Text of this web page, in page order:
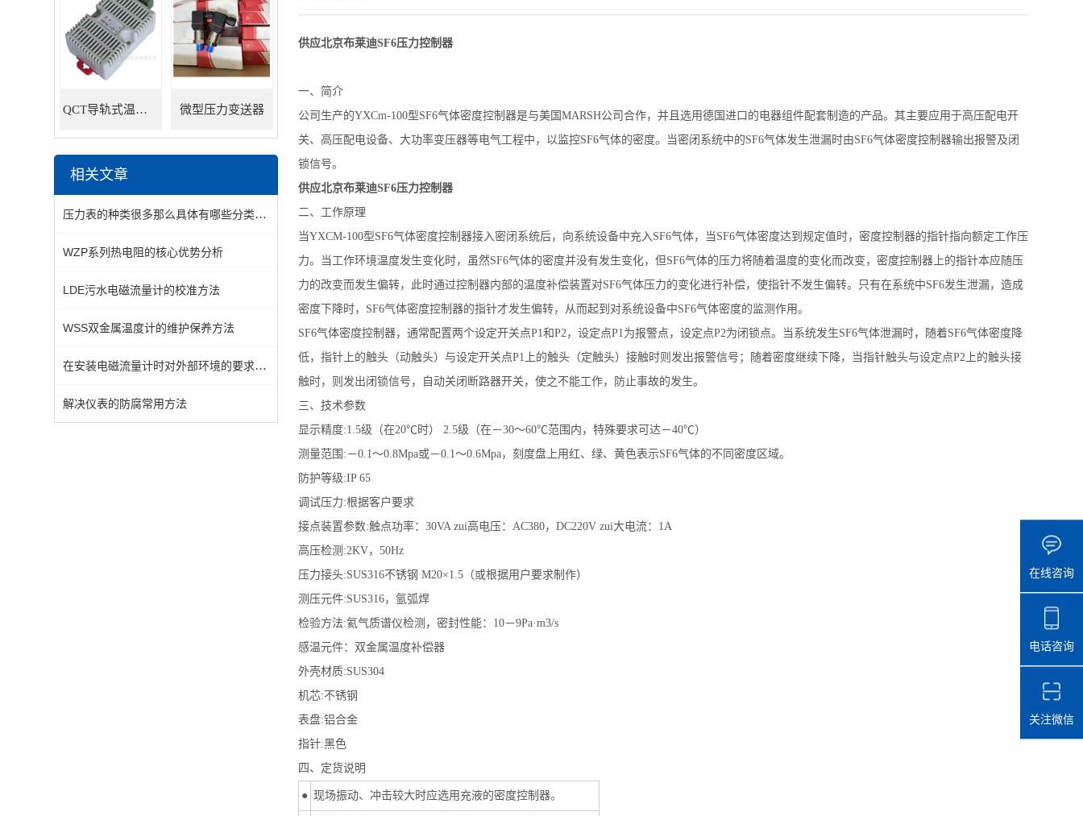
QCT导轨式温湿度变送器 微型压力变送器
相关文章
压力表的种类很多那么具体有哪些分类一起来看看吧
WZP系列热电阻的核心优势分析
LDE污水电磁流量计的校准方法
WSS双金属温度计的维护保养方法
在安装电磁流量计时对外部环境的要求你知道么
解决仪表的防腐常用方法
供应北京布莱迪SF6压力控制器
一、简介
公司生产的YXCm-100型SF6气体密度控制器是与美国MARSH公司合作，并且选用德国进口的电器组件配套制造的产品。其主要应用于高压配电开
关、高压配电设备、大功率变压器等电气工程中，以监控SF6气体的密度。当密闭系统中的SF6气体发生泄漏时由SF6气体密度控制器输出报警及闭
锁信号。
供应北京布莱迪SF6压力控制器
二、工作原理
当YXCM-100型SF6气体密度控制器接入密闭系统后，向系统设备中充入SF6气体，当SF6气体密度达到规定值时，密度控制器的指针指向额定工作压
力。当工作环境温度发生变化时，虽然SF6气体的密度并没有发生变化，但SF6气体的压力将随着温度的变化而改变，密度控制器上的指针本应随压
力的改变而发生偏转，此时通过控制器内部的温度补偿装置对SF6气体压力的变化进行补偿，使指针不发生偏转。只有在系统中SF6发生泄漏，造成
密度下降时，SF6气体密度控制器的指针才发生偏转，从而起到对系统设备中SF6气体密度的监测作用。
SF6气体密度控制器，通常配置两个设定开关点P1和P2，设定点P1为报警点，设定点P2为闭锁点。当系统发生SF6气体泄漏时，随着SF6气体密度降
低，指针上的触头（动触头）与设定开关点P1上的触头（定触头）接触时则发出报警信号；随着密度继续下降，当指针触头与设定点P2上的触头接
触时，则发出闭锁信号，自动关闭断路器开关，使之不能工作，防止事故的发生。
三、技术参数
显示精度:1.5级（在20℃时） 2.5级（在－30～60℃范围内，特殊要求可达－40℃）
测量范围: －0.1～0.8Mpa或－0.1～0.6Mpa，刻度盘上用红、绿、黄色表示SF6气体的不同密度区域。
防护等级:IP 65
调试压力:根据客户要求
接点装置参数:触点功率：30VA zui高电压：AC380，DC220V zui大电流：1A
高压检测:2KV，50Hz
压力接头:SUS316不锈钢 M20×1.5（或根据用户要求制作）
测压元件:SUS316，氩弧焊
检验方法:氦气质谱仪检测，密封性能：10－9Pa·m3/s
感温元件：双金属温度补偿器
外壳材质:SUS304
机芯:不锈钢
表盘:铝合金
指针:黑色
四、定货说明
● 现场振动、冲击较大时应选用充液的密度控制器。
在线咨询
电话咨询
关注微信